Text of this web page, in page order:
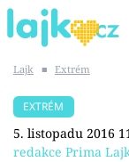
SHOPAHOLICADEL
Lajk ■ Extrém
EXTRÉM
5. listopadu 2016
redakce Prima